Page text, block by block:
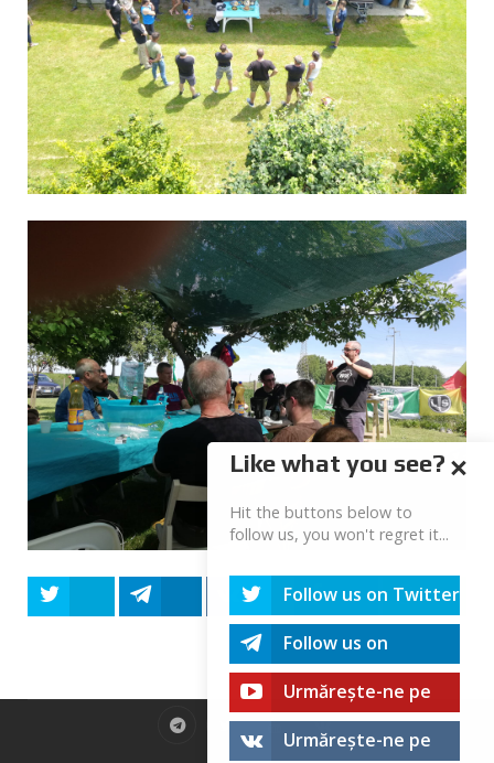
Share Share Share
Like what you see?
Hit the buttons below to
follow us, you won't regret it...
Follow us on Twitter
Follow us on
Telegram
Urmărește-ne pe
youtube!
Urmărește-ne pe